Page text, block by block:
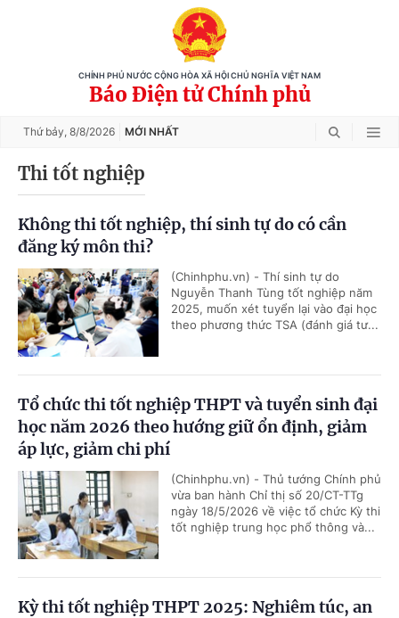
CHÍNH PHỦ NƯỚC CỘNG HÒA XÃ HỘI CHỦ NGHĨA VIỆT NAM
Báo Điện tử Chính phủ
Thứ bảy, 8/8/2026 MỚI NHẤT
Thi tốt nghiệp
Không thi tốt nghiệp, thí sinh tự do có cần
đăng ký môn thi?
(Chinhphu.vn) - Thí sinh tự do
Nguyễn Thanh Tùng tốt nghiệp năm
2025, muốn xét tuyển lại vào đại học
theo phương thức TSA (đánh giá tư...
Tổ chức thi tốt nghiệp THPT và tuyển sinh đại
học năm 2026 theo hướng giữ ổn định, giảm
áp lực, giảm chi phí
(Chinhphu.vn) - Thủ tướng Chính phủ
vừa ban hành Chỉ thị số 20/CT-TTg
ngày 18/5/2026 về việc tổ chức Kỳ thi
tốt nghiệp trung học phổ thông và...
Kỳ thi tốt nghiệp THPT 2025: Nghiêm túc, an